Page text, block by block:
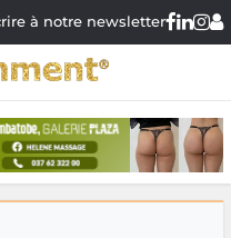
à notre newsletter